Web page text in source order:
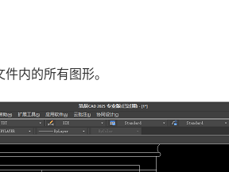
内的所有图形。